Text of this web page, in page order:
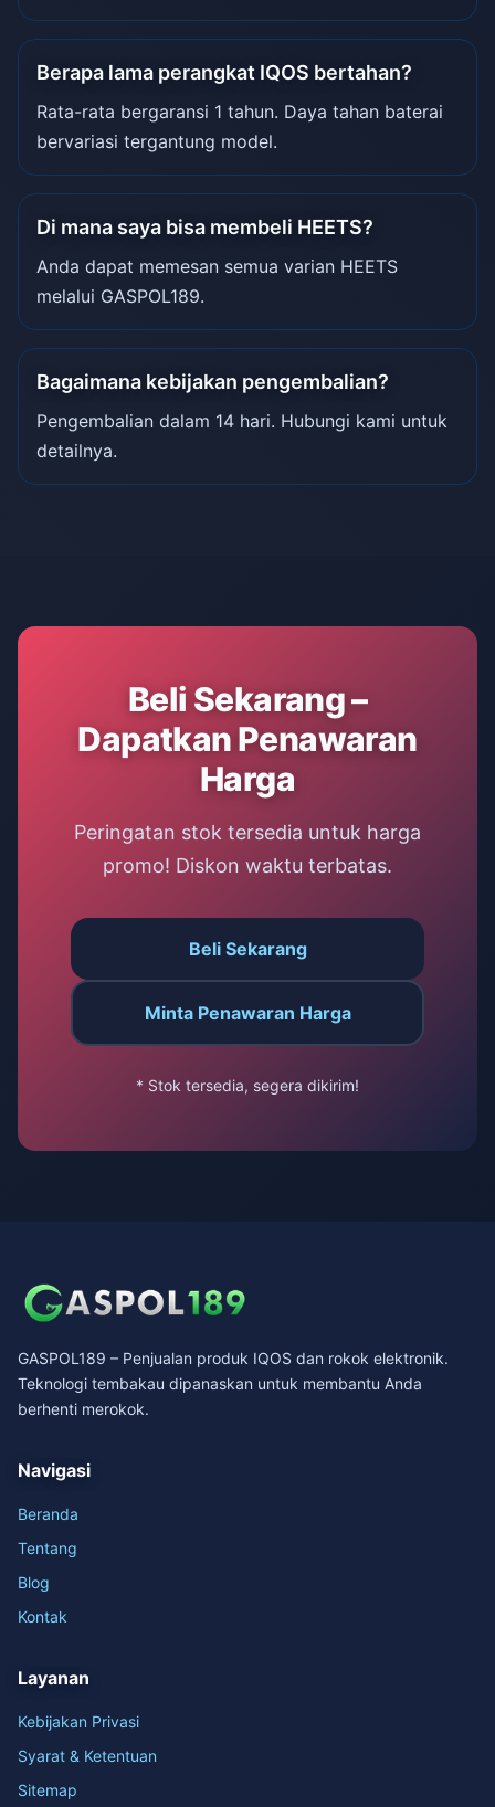
Berapa lama perangkat IQOS bertahan?
Rata-rata bergaransi 1 tahun. Daya tahan baterai
bervariasi tergantung model.
Di mana saya bisa membeli HEETS?
Anda dapat memesan semua varian HEETS
melalui GASPOL189.
Bagaimana kebijakan pengembalian?
Pengembalian dalam 14 hari. Hubungi kami untuk
detailnya.
Beli Sekarang –
Dapatkan Penawaran
Harga
Peringatan stok tersedia untuk harga
promo! Diskon waktu terbatas.
Beli Sekarang
Minta Penawaran Harga
* Stok tersedia, segera dikirim!
GASPOL189 – Penjualan produk IQOS dan rokok elektronik.
Teknologi tembakau dipanaskan untuk membantu Anda
berhenti merokok.
Navigasi
Beranda
Tentang
Blog
Kontak
Layanan
Kebijakan Privasi
Syarat & Ketentuan
Sitemap